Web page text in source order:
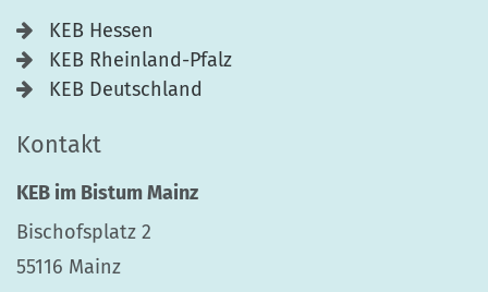
KEB Hessen
KEB Rheinland-Pfalz
KEB Deutschland
Kontakt
KEB im Bistum Mainz
Bischofsplatz 2
55116 Mainz